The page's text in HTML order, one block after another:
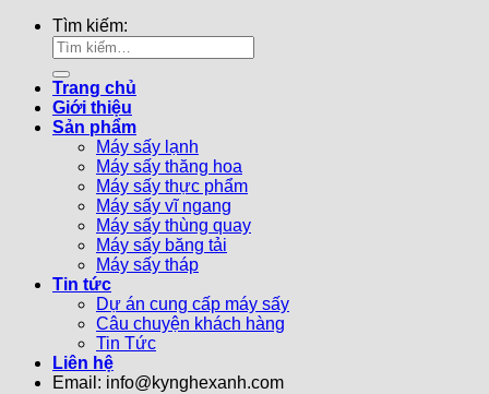
Tìm kiếm:
Trang chủ
Giới thiệu
Sản phẩm
Máy sấy lạnh
Máy sấy thăng hoa
Máy sấy thực phẩm
Máy sấy vĩ ngang
Máy sấy thùng quay
Máy sấy băng tải
Máy sấy tháp
Tin tức
Dự án cung cấp máy sấy
Câu chuyện khách hàng
Tin Tức
Liên hệ
Email: info@kynghexanh.com